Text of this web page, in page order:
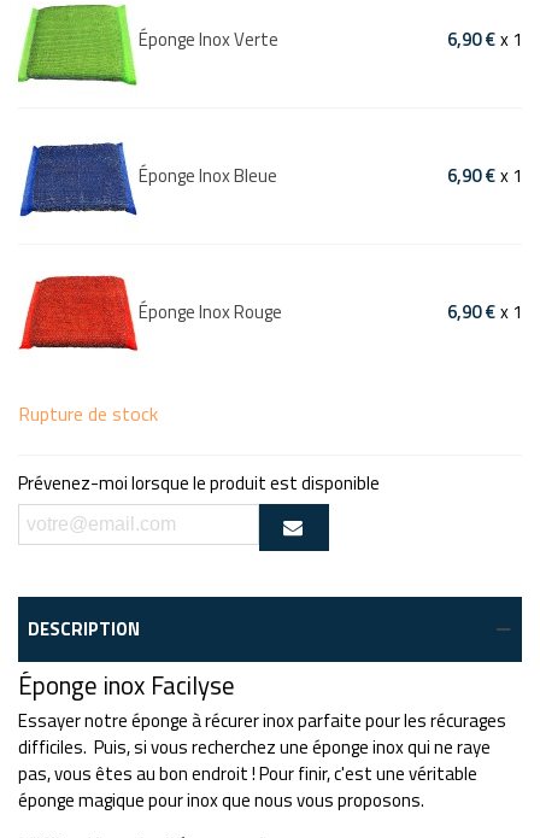
Éponge Inox Verte 6,90 €x 1
Éponge Inox Bleue 6,90 €x 1
Éponge Inox Rouge 6,90 €x 1
Rupture de stock
Prévenez-moi lorsque le produit est disponible
DESCRIPTION
Éponge inox Facilyse
Essayer notre éponge à récurer inox parfaite pour les récurages
difficiles. Puis, si vous recherchez une éponge inox qui ne raye
pas, vous êtes au bon endroit ! Pour finir, c'est une véritable
éponge magique pour inox que nous vous proposons.